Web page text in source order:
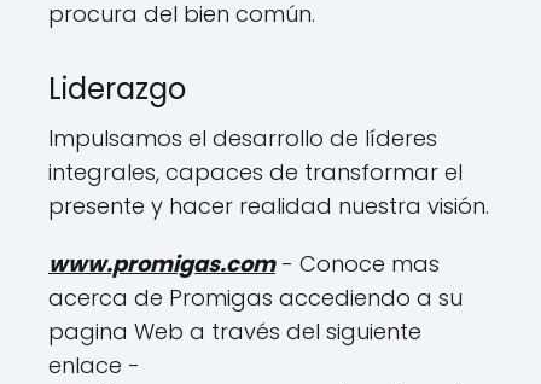
procura del bien común.
Liderazgo
Impulsamos el desarrollo de líderes
integrales, capaces de transformar el
presente y hacer realidad nuestra visión.
www.promigas.com- Conoce mas
acerca de Promigas accediendo a su
pagina Web a través del siguiente
enlace -